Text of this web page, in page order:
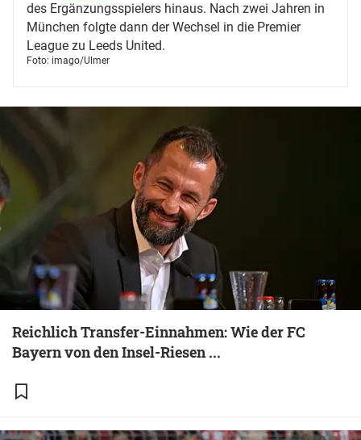
des Ergänzungsspielers hinaus. Nach zwei Jahren in
München folgte dann der Wechsel in die Premier
League zu Leeds United.
Foto: imago/Ulmer
Reichlich Transfer-Einnahmen: Wie der FC
Bayern von den Insel-Riesen ...